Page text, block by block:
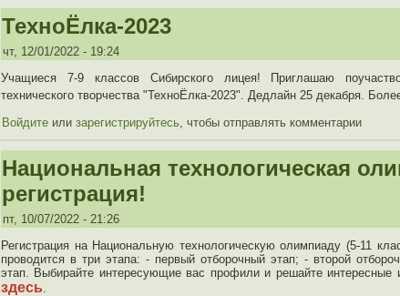
ТехноЁлка-2023
чт, 12/01/2022 - 19:24
Учащиеся 7-9 классов Сибирского лицея! Приглашаю
технического творчества "ТехноЁлка-2023". Дедлайн 25 декабря.
Войдите или зарегистрируйтесь, чтобы отправлять комментарии
Национальная технологическая
регистрация!
пт, 10/07/2022 - 21:26
Регистрация на Национальную технологическую олимпиаду (5-11
проводится в три этапа: - первый отборочный этап; - второй
этап. Выбирайте интересующие вас профили и решайте
здесь.